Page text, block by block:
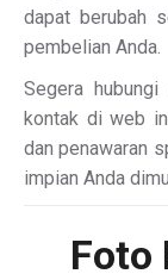
dapat berubah
pembelian Anda.
Segera hubungi
kontak di web
dan penawaran
impian Anda
Foto